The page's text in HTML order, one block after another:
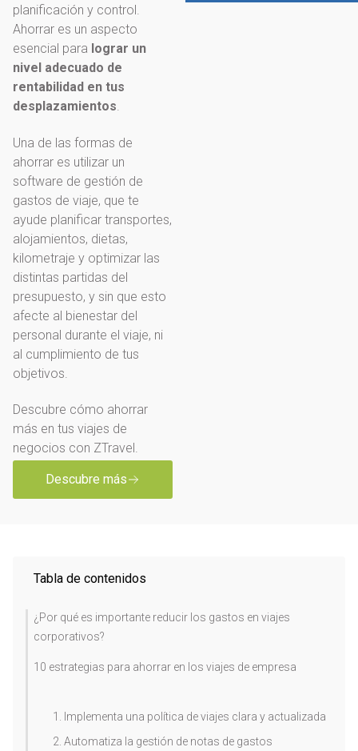
planificación y control.
Ahorrar es un aspecto
esencial para lograr un
nivel adecuado de
rentabilidad en tus
desplazamientos.
Una de las formas de
ahorrar es utilizar un
software de gestión de
gastos de viaje, que te
ayude planificar transportes,
alojamientos, dietas,
kilometraje y optimizar las
distintas partidas del
presupuesto, y sin que esto
afecte al bienestar del
personal durante el viaje, ni
al cumplimiento de tus
objetivos.
Descubre cómo ahorrar
más en tus viajes de
negocios con ZTravel.
Descubre más
Tabla de contenidos
¿Por qué es importante reducir los gastos en viajes
corporativos?
10 estrategias para ahorrar en los viajes de empresa
1. Implementa una política de viajes clara y actualizada
2. Automatiza la gestión de notas de gastos